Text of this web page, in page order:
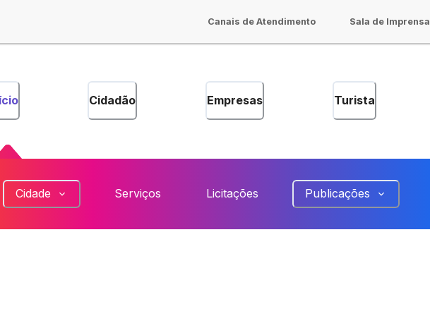
Canais de Atendimento Sala de Imprensa
Cidadão Empresas Turista
Cidade Serviços Licitações Publicações